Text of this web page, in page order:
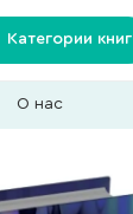
Категории книг
О нас